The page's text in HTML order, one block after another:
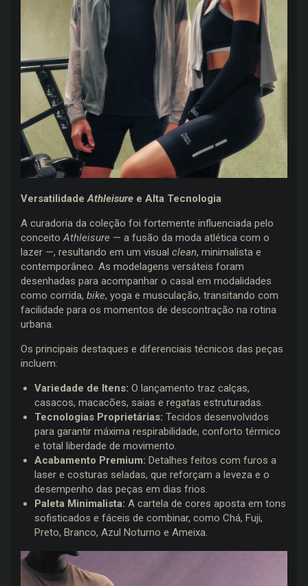
VersatilidadeAthleisure e Alta Tecnologia
A curadoria da coleção foi fortemente influenciada pelo
conceitoAthleisure — a fusão da moda atlética com o
lazer —, resultando em um visual clean, minimalista e
contemporâneo. As modelagens versáteis foram
desenhadas para acompanhar o casal em modalidades
como corrida, bike, yoga e musculação, transitando com
facilidade para os momentos de descontração na rotina
urbana.
Os principais destaques e diferenciais técnicos das peças
incluem:
Variedade de Itens: O lançamento traz calças,
casacos, macacões, saias e regatas estruturadas.
Tecnologias Proprietárias: Tecidos desenvolvidos
para garantir máxima respirabilidade, conforto térmico
e total liberdade de movimento.
Acabamento Premium: Detalhes feitos com furos a
laser e costuras seladas, que reforçam a leveza e o
desempenho das peças em dias frios.
Paleta Minimalista: A cartela de cores aposta em tons
sofisticados e fáceis de combinar, como Chá, Fuji,
Preto, Branco, Azul Noturno e Ameixa.